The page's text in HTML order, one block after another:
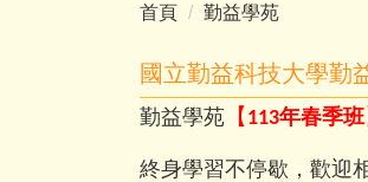
首頁 勤益學苑
國立勤益科技大學勤
勤益學苑 【 113年春季班
終身學習不停歇，歡迎